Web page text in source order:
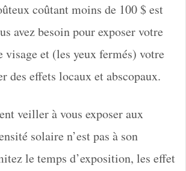
coûtant moins de 100 $ est
avez besoin pour exposer votre
visage et (les yeux fermés) votre
des effets locaux et abscopaux.
veiller à vous exposer aux
solaire n’est pas à son
le temps d’exposition, les effet